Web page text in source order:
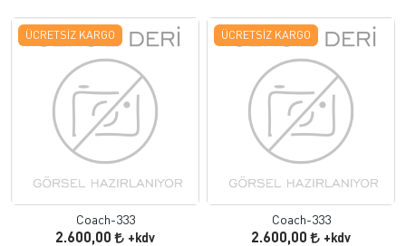
ÜCRETSIZ KARGO
Coach-333
2.600,00 +kdv
ÜCRETSIZ KARGO
Coach-333
2.600,00 +kdv